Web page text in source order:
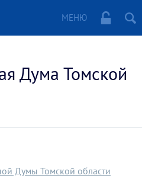
МЕНЮ
Дума Томской
Думы Томской области